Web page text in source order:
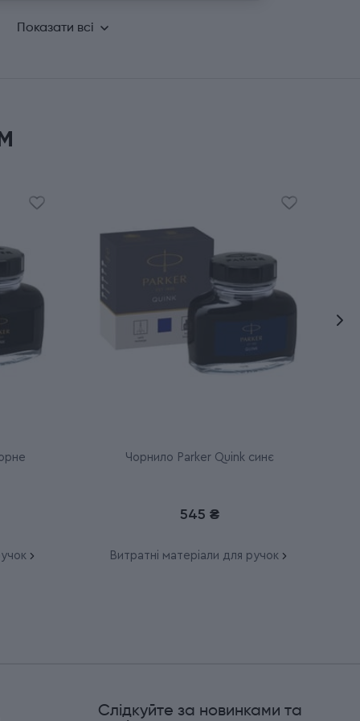
Показати всі
Чорнило Parker Quink синє
545 ₴
Витратні матеріали для ручок
Слідкуйте за новинками та